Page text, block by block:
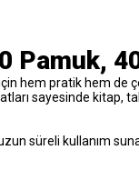
Pamuk,
için hem pratik hem
sayesinde kitap,
süreli kullanım